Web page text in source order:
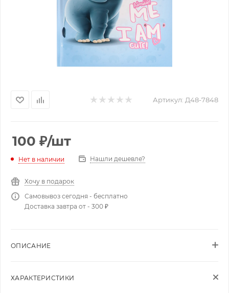
Артикул: Д48-7848
100 ₽/шт
Нет в наличии Нашли дешевле?
Хочу в подарок
Самовывоз сегодня - бесплатно
Доставка завтра от - 300 ₽
ОПИСАНИЕ
ХАРАКТЕРИСТИКИ